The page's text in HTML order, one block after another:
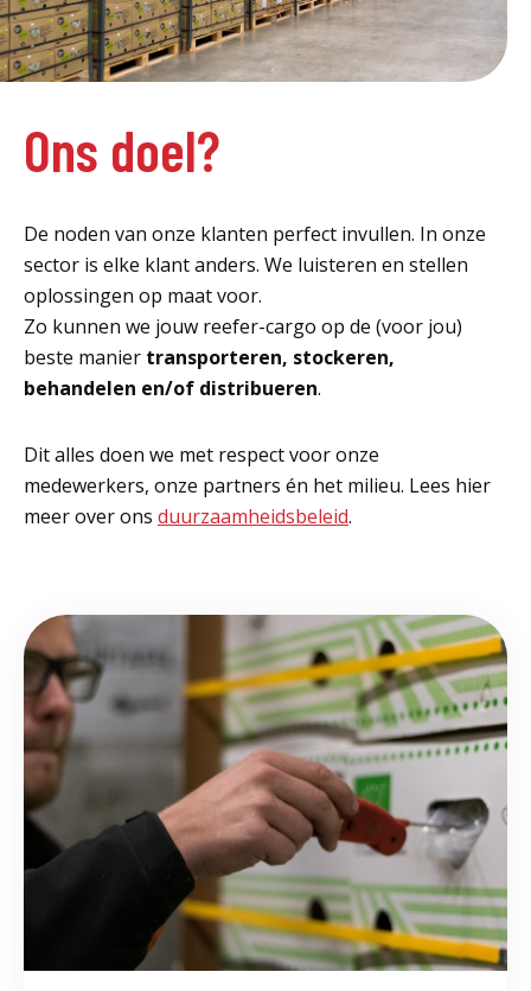
Ons doel?
De noden van onze klanten perfect invullen. In onze
sector is elke klant anders. We luisteren en stellen
oplossingen op maat voor.
Zo kunnen we jouw reefer-cargo op de (voor jou)
beste manier transporteren, stockeren,
behandelen en/of distribueren.
Dit alles doen we met respect voor onze
medewerkers, onze partners én het milieu. Lees hier
meer over ons duurzaamheidsbeleid.